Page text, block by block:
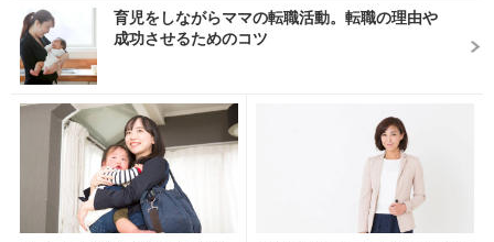
育児をしながらママの転職活動。転職の理由や
成功させるためのコツ